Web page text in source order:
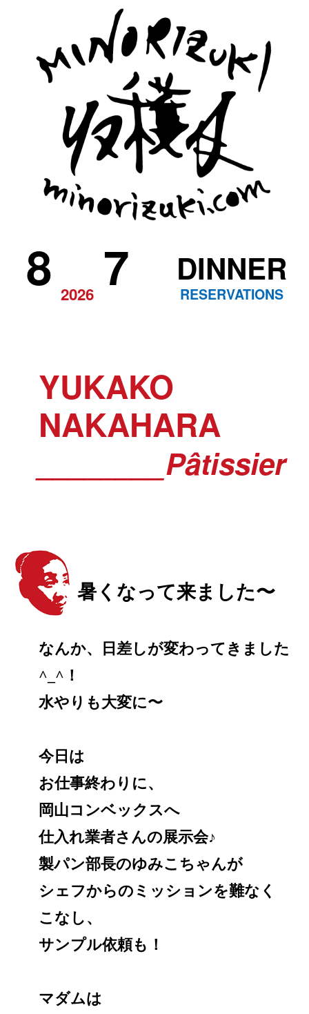
2026
8 7 RESERVATIONS
DINNER
YUKAKO
NAKAHARA
________Pâtissier
暑くなって来ました〜
なんか、日差しが変わってきました
^_^！
水やりも大変に〜
今日は
お仕事終わりに、
岡山コンベックスへ
仕入れ業者さんの展示会♪
製パン部長のゆみこちゃんが
シェフからのミッションを難なく
こなし、
サンプル依頼も！
マダムは